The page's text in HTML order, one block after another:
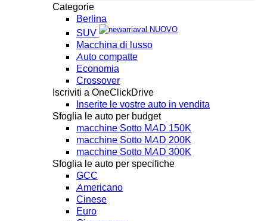
Categorie
Berlina
SUV
NUOVO
Macchina di lusso
Auto compatte
Economia
Crossover
Iscriviti a OneClickDrive
Inserite le vostre auto in vendita
Sfoglia le auto per budget
macchine Sotto MAD 150K
macchine Sotto MAD 200K
macchine Sotto MAD 300K
Sfoglia le auto per specifiche
GCC
Americano
Cinese
Euro